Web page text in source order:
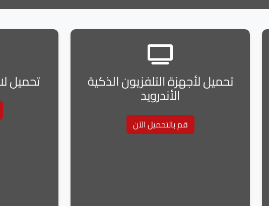
تحميل لأجهزة التلفزيون الذكية
الأندرويد
قم بالتحميل الآن
تحميل